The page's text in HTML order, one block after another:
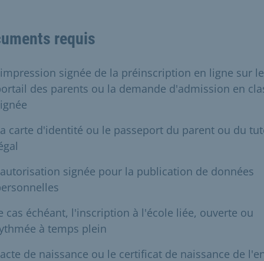
requis
signée de la préinscription en ligne sur le
des parents ou la demande d'admission en
carte d'identité ou le passeport du parent ou du
signée pour la publication de données
cas échéant, l'inscription à l'école liée, ouverte ou
à temps plein
de naissance ou le certificat de naissance de